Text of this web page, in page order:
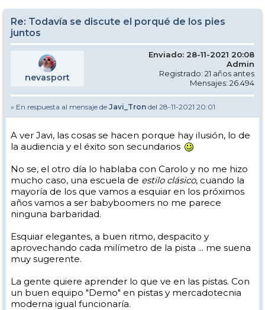
Re: Todavía se discute el porqué de los pies
juntos
nevasport
Enviado: 28-11-2021 20:08
Admin
Registrado: 21 años antes
Mensajes: 26.494
» En respuesta al mensaje de Javi_Tron del 28-11-2021 20:01
A ver Javi, las cosas se hacen porque hay ilusión, lo de
la audiencia y el éxito son secundarios
No se, el otro día lo hablaba con Carolo y no me hizo
mucho caso, una escuela de estilo clásico, cuando la
mayoría de los que vamos a esquiar en los próximos
años vamos a ser babyboomers no me parece
ninguna barbaridad.
Esquiar elegantes, a buen ritmo, despacito y
aprovechando cada milímetro de la pista ... me suena
muy sugerente.
La gente quiere aprender lo que ve en las pistas. Con
un buen equipo "Demo" en pistas y mercadotecnia
moderna igual funcionaría.